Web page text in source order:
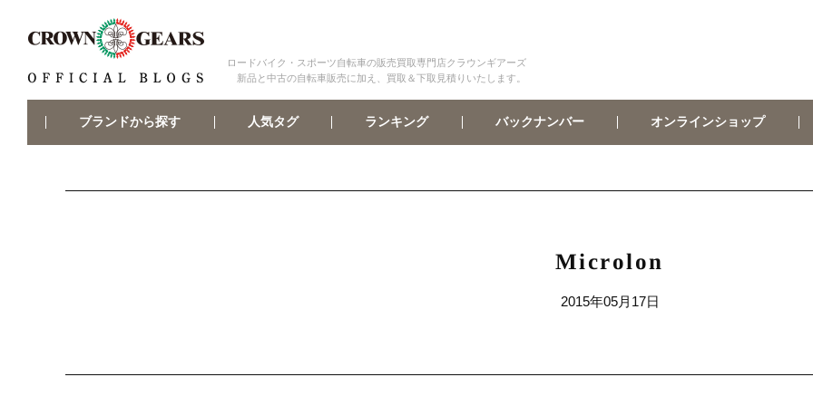
ロードバイク・スポーツ自転車の販売買取専門店クラウンギアーズ
新品と中古の自転車販売に加え、買取＆下取見積りいたします。
ブランドから探す 人気タグ ランキング バックナンバー オンラインショップ
Microlon
2015年05月17日